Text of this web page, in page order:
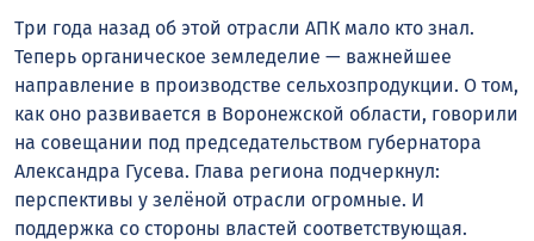
Три года назад об этой отрасли АПК мало кто знал.
Теперь органическое земледелие — важнейшее
направление в производстве сельхозпродукции. О том,
как оно развивается в Воронежской области, говорили
на совещании под председательством губернатора
Александра Гусева. Глава региона подчеркнул:
перспективы у зелёной отрасли огромные. И
поддержка со стороны властей соответствующая.